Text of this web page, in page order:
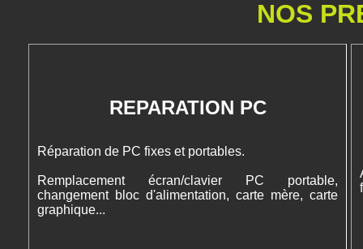
NOS
REPARATION PC
Réparation de PC fixes et portables.
Remplacement écran/clavier PC portable,
changement bloc d'alimentation, carte mère, carte
graphique...